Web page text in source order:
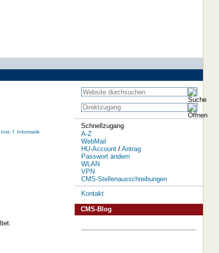
f. Informatik
Schnellzugang
A-Z
WebMail
HU-Account/ Antrag
Passwort ändern
WLAN
VPN
CMS-Stellenausschreibungen
Kontakt
CMS-Blog